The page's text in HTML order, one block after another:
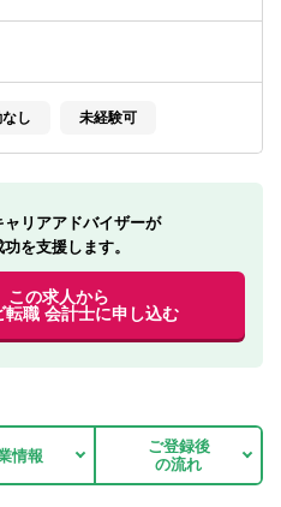
公開求人とは？
転職お役立ち情報
業界情報
求人情報
し 未経験可
リアアドバイザーが
を支援します。
この求人から
転職 会計士に申し込む
情報
ご登録後
の流れ